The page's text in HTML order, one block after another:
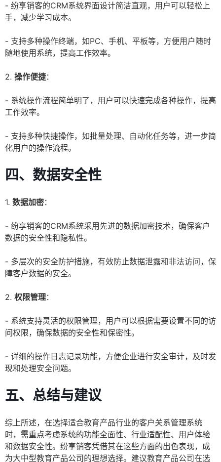
- 纷享销客的CRM系统界面设计简洁直观，用户可以轻松上
手，减少学习成本。
- 支持多种操作终端，如PC、手机、平板等，方便用户随时
随地使用系统，提高工作效率。
2. 操作便捷：
- 系统操作流程简单明了，用户可以快速完成各种操作，提高
工作效率。
- 支持多种快捷操作，如批量处理、自动化任务等，进一步简
化用户的操作流程。
四、数据安全性
1. 数据加密：
- 纷享销客的CRM系统采用先进的数据加密技术，确保客户
数据的安全性和隐私性。
- 多层次的安全防护措施，有效防止数据泄露和非法访问，保
障客户数据的安全。
2. 权限管理：
- 系统支持灵活的权限管理，用户可以根据需要设置不同的访
问权限，确保数据的安全性和保密性。
- 详细的操作日志记录功能，方便企业进行安全审计，及时发
现和处理安全问题。
五、总结与建议
综上所述，在选择适合教育产品行业的客户关系管理系统
时，需重点考虑系统的功能全面性、行业适配性、用户体验
和数据安全性。纷享销客凭借其在这些方面的出色表现，成
为大中型教育产品公司的理想选择。建议教育产品公司在选